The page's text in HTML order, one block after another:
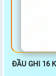
ĐẦU GHI 16